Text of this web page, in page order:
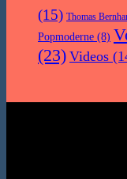
(15) Thomas
Popmoderne (8)
(23) Videos